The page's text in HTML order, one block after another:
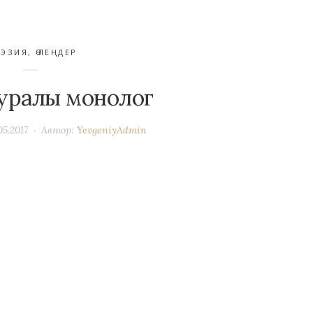
,ӨЛЕҢДЕР
монолог
Автор:YevgeniyAdmin